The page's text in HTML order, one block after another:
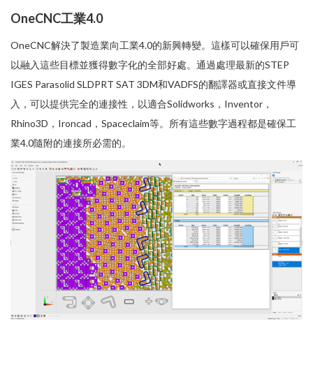
OneCNC工業4.0
OneCNC解決了製造業向工業4.0的新興轉變。這樣可以確保用戶可
以融入這些目標並獲得數字化的全部好處。通過處理最新的STEP
IGES Parasolid SLDPRT SAT 3DM和VADFS的翻譯器或直接文件導
入，可以提供完全的連接性，以適合Solidworks，Inventor，
Rhino3D，Ironcad，Spaceclaim等。所有這些數字過程都是確保工
業4.0隨附的連接所必需的。